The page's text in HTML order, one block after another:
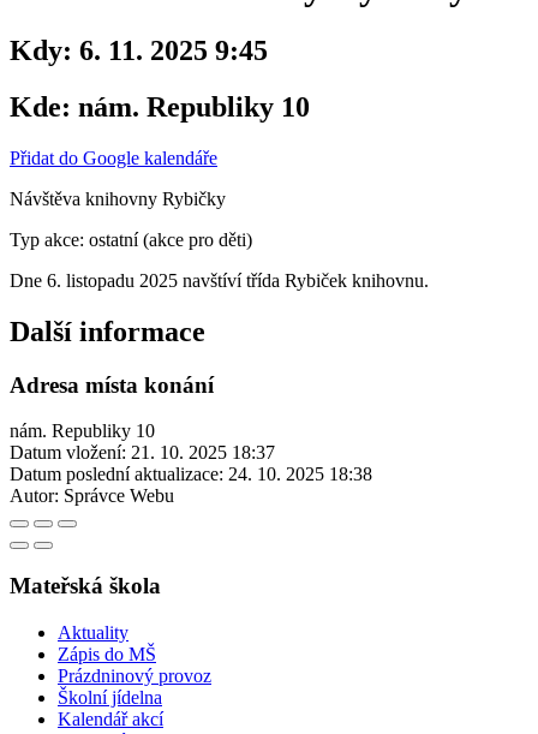
Kdy: 6. 11. 2025 9:45
Kde: nám. Republiky 10
Přidat do Google kalendáře
Návštěva knihovny Rybičky
Typ akce: ostatní (akce pro děti)
Dne 6. listopadu 2025 navštíví třída Rybiček knihovnu.
Další informace
Adresa místa konání
nám. Republiky 10
Datum vložení: 21. 10. 2025 18:37
Datum poslední aktualizace: 24. 10. 2025 18:38
Autor: Správce Webu
Mateřská škola
Aktuality
Zápis do MŠ
Prázdninový provoz
Školní jídelna
Kalendář akcí